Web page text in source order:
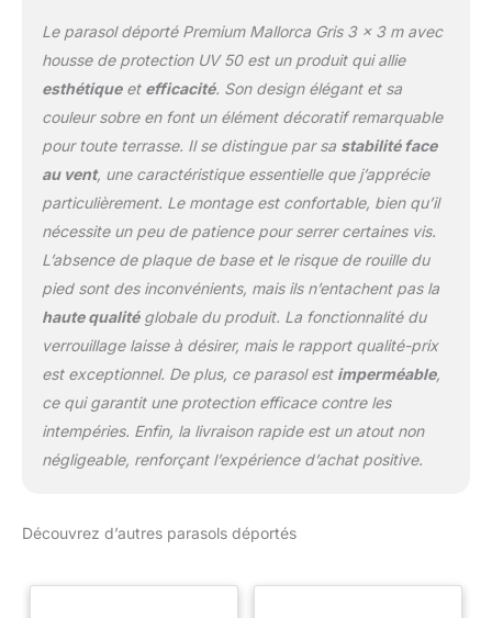
Le parasol déporté Premium Mallorca Gris 3 x 3 m avec
housse de protection UV 50 est un produit qui allie
esthétiqueet efficacité. Son design élégant et sa
couleur sobre en font un élément décoratif remarquable
pour toute terrasse. Il se distingue par sa stabilité face
au vent, une caractéristique essentielle que j’apprécie
particulièrement. Le montage est confortable, bien qu’il
nécessite un peu de patience pour serrer certaines vis.
L’absence de plaque de base et le risque de rouille du
pied sont des inconvénients, mais ils n’entachent pas la
haute qualitéglobale du produit. La fonctionnalité du
verrouillage laisse à désirer, mais le rapport qualité-prix
est exceptionnel. De plus, ce parasol est imperméable,
ce qui garantit une protection efficace contre les
intempéries. Enfin, la livraison rapide est un atout non
négligeable, renforçant l’expérience d’achat positive.
Découvrez d’autres parasols déportés